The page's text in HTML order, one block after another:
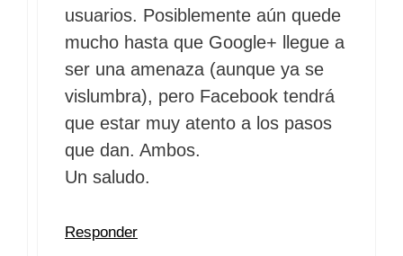
usuarios. Posiblemente aún quede
mucho hasta que Google+ llegue a
ser una amenaza (aunque ya se
vislumbra), pero Facebook tendrá
que estar muy atento a los pasos
que dan. Ambos.
Un saludo.
Responder